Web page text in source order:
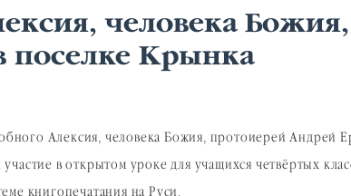
человека Божия,
поселке Крынка
Алексия, человека Божия, протоиерей
в открытом уроке для учащихся четвёртых